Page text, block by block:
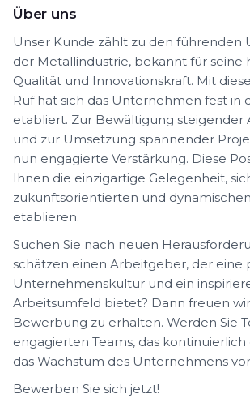
Über uns
Unser Kunde zählt zu den führenden
der Metallindustrie, bekannt für seine
Qualität und Innovationskraft. Mit
Ruf hat sich das Unternehmen fest in
etabliert. Zur Bewältigung steigender
und zur Umsetzung spannender
nun engagierte Verstärkung. Diese
Ihnen die einzigartige Gelegenheit,
zukunftsorientierten und
etablieren.
Suchen Sie nach neuen
schätzen einen Arbeitgeber, der eine
Unternehmenskultur und ein
Arbeitsumfeld bietet? Dann freuen
Bewerbung zu erhalten. Werden Sie
engagierten Teams, das
das Wachstum des Unternehmens
Bewerben Sie sich jetzt!